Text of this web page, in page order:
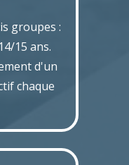
groupes :
15 ans.
d'un
chaque